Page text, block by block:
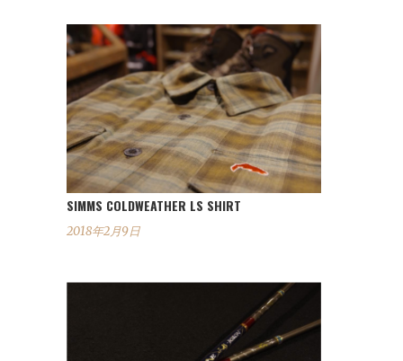
SIMMS COLDWEATHER LS SHIRT
2018年2月9日